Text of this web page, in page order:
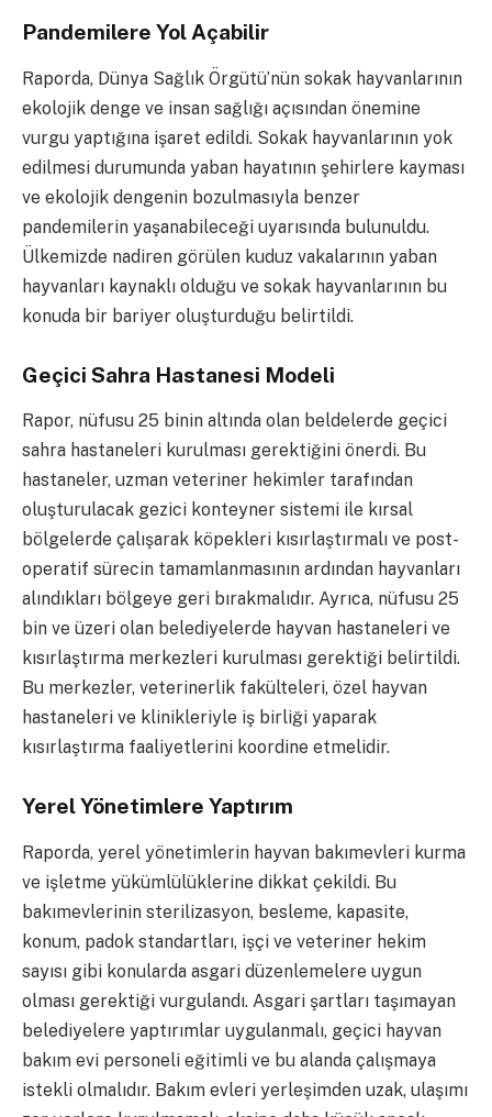
Pandemilere Yol Açabilir
Raporda, Dünya Sağlık Örgütü’nün sokak hayvanlarının
ekolojik denge ve insan sağlığı açısından önemine
vurgu yaptığına işaret edildi. Sokak hayvanlarının yok
edilmesi durumunda yaban hayatının şehirlere kayması
ve ekolojik dengenin bozulmasıyla benzer
pandemilerin yaşanabileceği uyarısında bulunuldu.
Ülkemizde nadiren görülen kuduz vakalarının yaban
hayvanları kaynaklı olduğu ve sokak hayvanlarının bu
konuda bir bariyer oluşturduğu belirtildi.
Geçici Sahra Hastanesi Modeli
Rapor, nüfusu 25 binin altında olan beldelerde geçici
sahra hastaneleri kurulması gerektiğini önerdi. Bu
hastaneler, uzman veteriner hekimler tarafından
oluşturulacak gezici konteyner sistemi ile kırsal
bölgelerde çalışarak köpekleri kısırlaştırmalı ve post-
operatif sürecin tamamlanmasının ardından hayvanları
alındıkları bölgeye geri bırakmalıdır. Ayrıca, nüfusu 25
bin ve üzeri olan belediyelerde hayvan hastaneleri ve
kısırlaştırma merkezleri kurulması gerektiği belirtildi.
Bu merkezler, veterinerlik fakülteleri, özel hayvan
hastaneleri ve klinikleriyle iş birliği yaparak
kısırlaştırma faaliyetlerini koordine etmelidir.
Yerel Yönetimlere Yaptırım
Raporda, yerel yönetimlerin hayvan bakımevleri kurma
ve işletme yükümlülüklerine dikkat çekildi. Bu
bakımevlerinin sterilizasyon, besleme, kapasite,
konum, padok standartları, işçi ve veteriner hekim
sayısı gibi konularda asgari düzenlemelere uygun
olması gerektiği vurgulandı. Asgari şartları taşımayan
belediyelere yaptırımlar uygulanmalı, geçici hayvan
bakım evi personeli eğitimli ve bu alanda çalışmaya
istekli olmalıdır. Bakım evleri yerleşimden uzak, ulaşımı